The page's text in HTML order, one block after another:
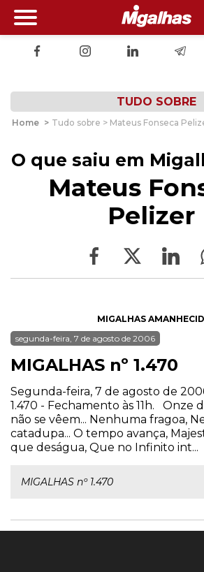
TUDO SOBRE
Home > Tudo sobre > Mateus Fonseca
O que saiu em
Mateus
Pelizer
MIGALHAS
segunda-feira, 7 de agosto de 2006
MIGALHAS nº 1.470
Segunda-feira, 7 de agosto de
1.470 - Fechamento às 11h. Onze
não se vêem... Nenhuma fragoa,
catadupa... O tempo avança,
que deságua, Que no Infinito int...
MIGALHAS nº 1.470